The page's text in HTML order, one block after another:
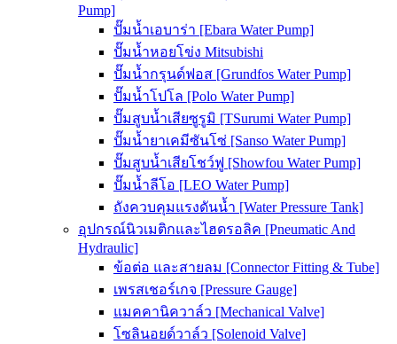
Pump]
ปั๊มน้ำเอบาร่า [Ebara Water Pump]
ปั๊มน้ำหอยโข่ง Mitsubishi
ปั๊มน้ำกรุนด์ฟอส [Grundfos Water Pump]
ปั๊มน้ำโปโล [Polo Water Pump]
ปั๊มสูบน้ำเสียซูรูมิ [TSurumi Water Pump]
ปั๊มน้ำยาเคมีซันโซ่ [Sanso Water Pump]
ปั๊มสูบน้ำเสียโชว์ฟู [Showfou Water Pump]
ปั๊มน้ำลีโอ [LEO Water Pump]
ถังควบคุมแรงดันน้ำ [Water Pressure Tank]
อุปกรณ์นิวเมติกและไฮดรอลิค [Pneumatic And
Hydraulic]
ข้อต่อ และสายลม [Connector Fitting & Tube]
เพรสเชอร์เกจ [Pressure Gauge]
แมคคานิควาล์ว [Mechanical Valve]
โซลินอยด์วาล์ว [Solenoid Valve]